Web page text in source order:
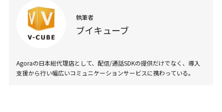
執筆者
ブイキューブ
Agoraの日本総代理店として、配信/通話SDKの提供だけでなく、導入
支援から行い幅広いコミュニケーションサービスに携わっている。